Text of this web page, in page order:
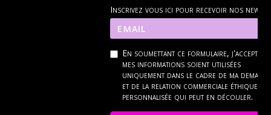
Inscrivez vous ici pour recevoir nos news
En soumettant ce formulaire, j'accepte
mes informations soient utilisées
uniquement dans le cadre de ma
et de la relation commerciale éthique et
personnalisée qui peut en découler.